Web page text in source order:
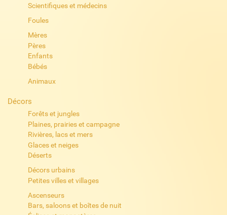
Scientifiques et médecins
Foules
Mères
Pères
Enfants
Bébés
Animaux
Décors
Forêts et jungles
Plaines, prairies et campagne
Rivières, lacs et mers
Glaces et neiges
Déserts
Décors urbains
Petites villes et villages
Ascenseurs
Bars, saloons et boîtes de nuit